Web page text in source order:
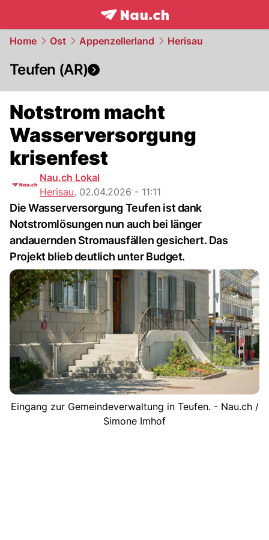
frontpage.NAU.ch
Home Ost Appenzellerland Herisau
Teufen (AR)
Notstrom macht
Wasserversorgung
krisenfest
Nau.ch Lokal
Herisau, 02.04.2026 - 11:11
Die Wasserversorgung Teufen ist dank
Notstromlösungen nun auch bei länger
andauernden Stromausfällen gesichert. Das
Projekt blieb deutlich unter Budget.
Eingang zur Gemeindeverwaltung in Teufen. - Nau.ch /
Simone Imhof